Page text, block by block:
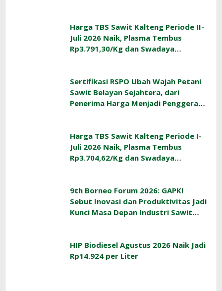
Harga TBS Sawit Kalteng Periode II-
Juli 2026 Naik, Plasma Tembus
Rp3.791,30/Kg dan Swadaya
Sertifikasi RSPO Ubah Wajah Petani
Sawit Belayan Sejahtera, dari
Penerima Harga Menjadi Penggerak
Harga TBS Sawit Kalteng Periode I-
Juli 2026 Naik, Plasma Tembus
Rp3.704,62/Kg dan Swadaya
9th Borneo Forum 2026: GAPKI
Sebut Inovasi dan Produktivitas Jadi
Kunci Masa Depan Industri Sawit
HIP Biodiesel Agustus 2026 Naik Jadi
Rp14.924 per Liter